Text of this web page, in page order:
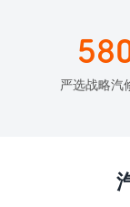
严选战略汽